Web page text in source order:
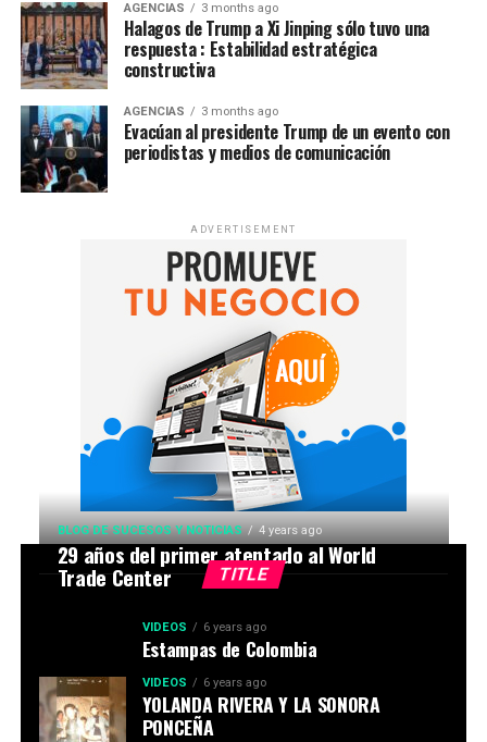
AGENCIAS 3 months ago
Halagos de Trump a Xi Jinping sólo tuvo una
respuesta : Estabilidad estratégica
constructiva
AGENCIAS 3 months ago
Evacúan al presidente Trump de un evento con
periodistas y medios de comunicación
ADVERTISEMENT
TITLE
BLOG DE SUCESOS Y NOTICIAS 4 years ago
29 años del primer atentado al World
Trade Center
VIDEOS 6 years ago
Estampas de Colombia
VIDEOS 6 years ago
YOLANDA RIVERA Y LA SONORA
PONCEÑA